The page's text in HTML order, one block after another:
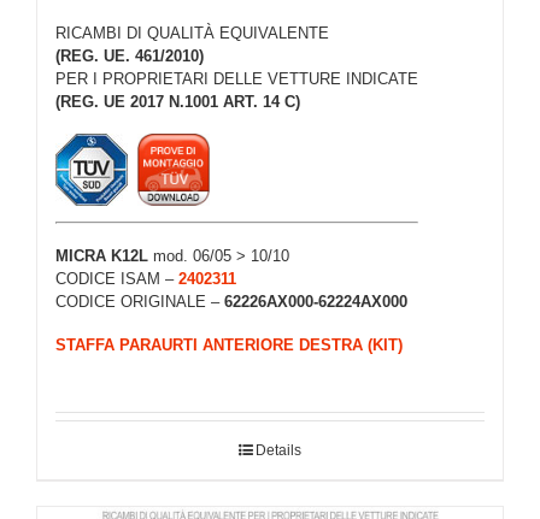
RICAMBI DI QUALITÀ EQUIVALENTE
(REG. UE. 461/2010)
PER I PROPRIETARI DELLE VETTURE INDICATE
(REG. UE 2017 N.1001 ART. 14 C)
MICRA K12L mod. 06/05 > 10/10
CODICE ISAM – 2402311
CODICE ORIGINALE – 62226AX000-62224AX000
STAFFA PARAURTI ANTERIORE DESTRA (KIT)
Details